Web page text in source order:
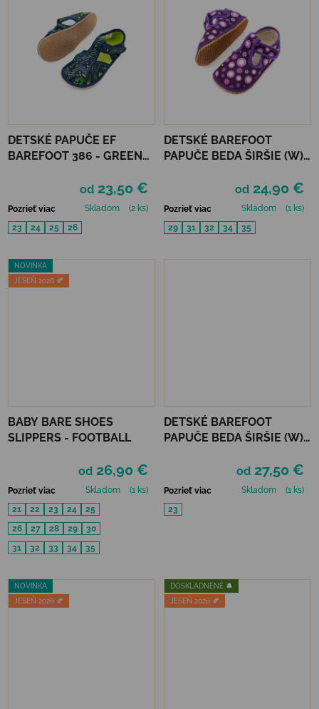
DETSKÉ PAPUČE EF
BAREFOOT 386 - GREEN
od 23,50 €
Pozrieť viac Skladom
(2 ks)
23
24 25 26
DETSKÉ BAREFOOT
PAPUČE BEDA ŠIRŠIE (W) -
od 24,90 €
Pozrieť viac Skladom
(1 ks)
29
31 32 34 35
NOVINKA
JESEŇ 2026 🍂
BABY BARE SHOES
SLIPPERS - FOOTBALL
od 26,90 €
Pozrieť viac Skladom
(1 ks)
21
22 23 24
25
26
27 28 29
30
31
32 33 34 35
DETSKÉ BAREFOOT
PAPUČE BEDA ŠIRŠIE (W)
od 27,50 €
Pozrieť viac Skladom
(1 ks)
23
NOVINKA
JESEŇ 2026 🍂
DOSKLADNENÉ 🔔
JESEŇ 2026 🍂